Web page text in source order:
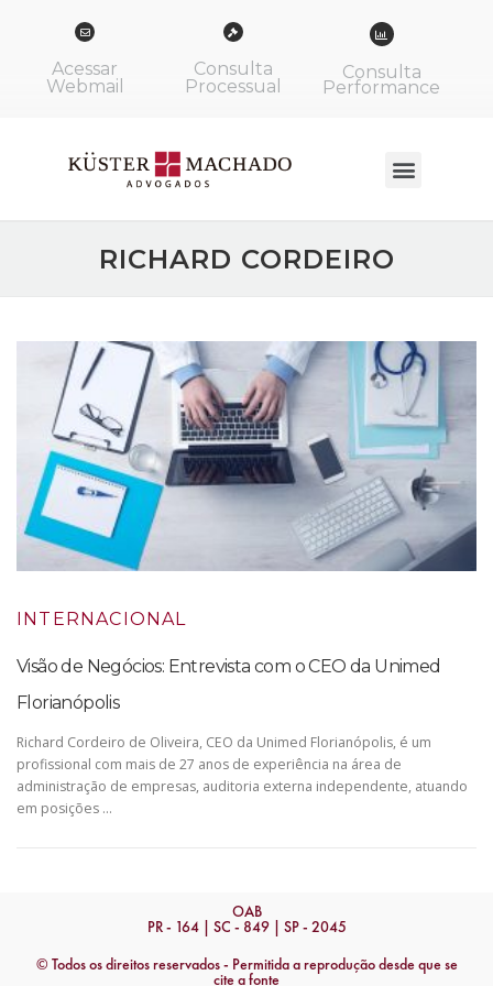
Acessar
Webmail
Consulta
Processual
Consulta
Performance
RICHARD CORDEIRO
INTERNACIONAL
Visão de Negócios: Entrevista com o CEO da Unimed
Florianópolis
Richard Cordeiro de Oliveira, CEO da Unimed Florianópolis, é um
profissional com mais de 27 anos de experiência na área de
administração de empresas, auditoria externa independente, atuando
em posições …
OAB
PR - 164 | SC - 849 | SP - 2045
© Todos os direitos reservados - Permitida a reprodução desde que se
cite a fonte